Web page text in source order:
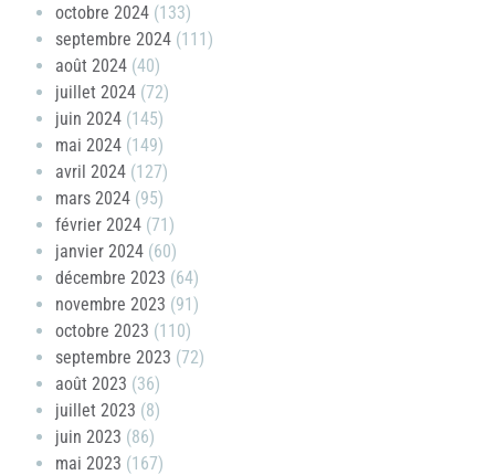
octobre 2024 (133)
septembre 2024 (111)
août 2024 (40)
juillet 2024 (72)
juin 2024 (145)
mai 2024 (149)
avril 2024 (127)
mars 2024 (95)
février 2024 (71)
janvier 2024 (60)
décembre 2023 (64)
novembre 2023 (91)
octobre 2023 (110)
septembre 2023 (72)
août 2023 (36)
juillet 2023 (8)
juin 2023 (86)
mai 2023 (167)